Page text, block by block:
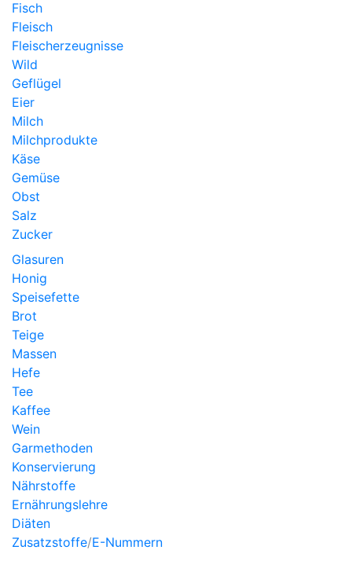
Fisch
Fleisch
Fleischerzeugnisse
Wild
Geflügel
Eier
Milch
Milchprodukte
Käse
Gemüse
Obst
Salz
Zucker
Glasuren
Honig
Speisefette
Brot
Teige
Massen
Hefe
Tee
Kaffee
Wein
Garmethoden
Konservierung
Nährstoffe
Ernährungslehre
Diäten
Zusatzstoffe/E-Nummern